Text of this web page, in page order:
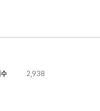
2,938